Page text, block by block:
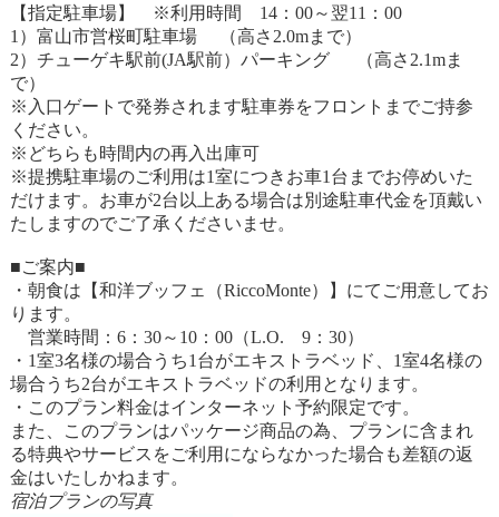
【指定駐車場】 ※利用時間 14：00～翌11：00
1）富山市営桜町駐車場 （高さ2.0mまで）
2）チューゲキ駅前(JA駅前）パーキング （高さ2.1mま
で）
※入口ゲートで発券されます駐車券をフロントまでご持参
ください。
※どちらも時間内の再入出庫可
※提携駐車場のご利用は1室につきお車1台までお停めいた
だけます。お車が2台以上ある場合は別途駐車代金を頂戴い
たしますのでご了承くださいませ。
■ご案内■
・朝食は【和洋ブッフェ（RiccoMonte）】にてご用意してお
ります。
営業時間：6：30～10：00（L.O. 9：30）
・1室3名様の場合うち1台がエキストラベッド、1室4名様の
場合うち2台がエキストラベッドの利用となります。
・このプラン料金はインターネット予約限定です。
また、このプランはパッケージ商品の為、プランに含まれ
る特典やサービスをご利用にならなかった場合も差額の返
金はいたしかねます。
宿泊プランの写真